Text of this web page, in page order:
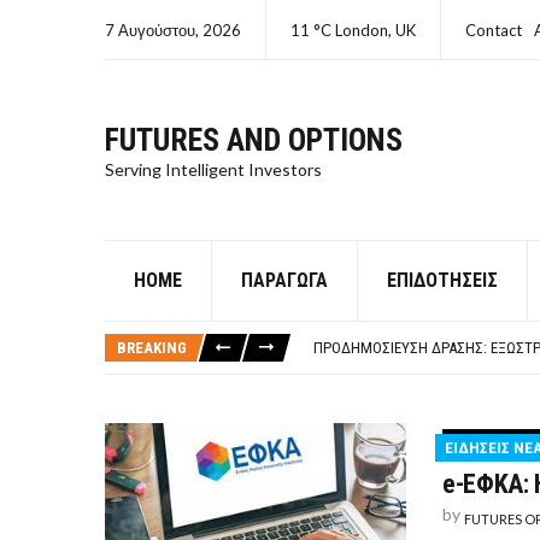
7 Αυγούστου, 2026 11 °C London, UK Contact
FUTURES AND OPTIONS
Serving Intelligent Investors
HOME ΠΑΡΆΓΩΓΑ ΕΠΙΔΟΤΉΣΕΙΣ
BREAKING
ΠΡΟΔΗΜΟΣΊΕΥΣΗ ΔΡΆΣΗΣ:
ΤΙ ΕΊΝΑΙ ΧΡΉΜΑ ΚΕΦΑΛΑΙΟ 8Ο
ΤΑΜΕΊΟ ΜΙΚΡΟΠΙΣΤΏΣΕΩΝ
ΕΙΔΗΣΕΙΣ
e-EΦΚΑ:
by FUTURES